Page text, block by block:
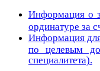
Информация о
ординатуре за
Информация
по целевым
специалитета).